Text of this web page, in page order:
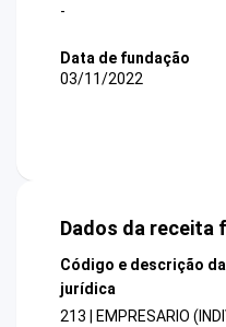
-
Data de fundação
03/11/2022
Dados da receita
Código e descrição
jurídica
213 | EMPRESARIO